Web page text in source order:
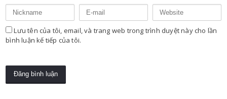
Lưu tên của tôi, email, và trang web trong trình duyệt này cho lần
bình luận kế tiếp của tôi.